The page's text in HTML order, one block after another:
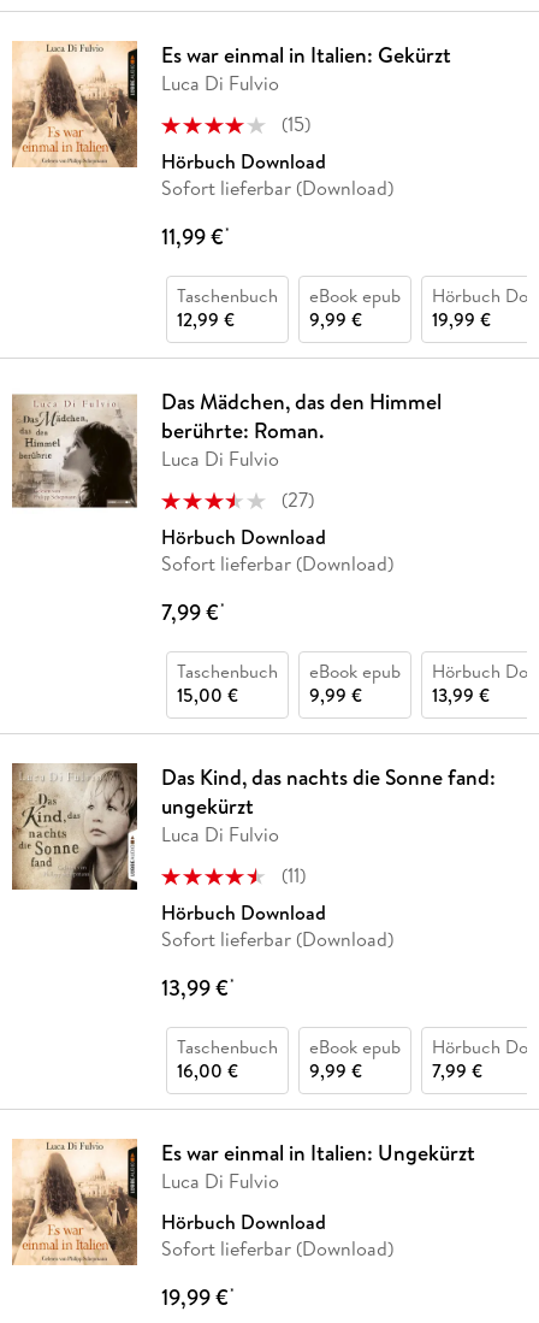
Es war einmal in Italien: Gekürzt
Luca Di Fulvio
(15)
Hörbuch Download
Sofort lieferbar (Download)
11,99 €*
Taschenbuch
12,99 €
eBook epub
9,99 €
Hörbuch
19,99 €
Das Mädchen, das den Himmel
berührte: Roman.
Luca Di Fulvio
(27)
Hörbuch Download
Sofort lieferbar (Download)
7,99 €*
Taschenbuch
15,00 €
eBook epub
9,99 €
Hörbuch
13,99 €
Das Kind, das nachts die Sonne fand:
ungekürzt
Luca Di Fulvio
(11)
Hörbuch Download
Sofort lieferbar (Download)
13,99 €*
Taschenbuch
16,00 €
eBook epub
9,99 €
Hörbuch
7,99 €
Es war einmal in Italien: Ungekürzt
Luca Di Fulvio
Hörbuch Download
Sofort lieferbar (Download)
19,99 €*